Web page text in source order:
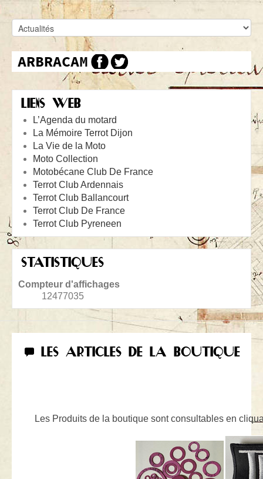
LIENS WEB
L’Agenda du motard
La Mémoire Terrot Dijon
La Vie de la Moto
Moto Collection
Motobécane Club De France
Terrot Club Ardennais
Terrot Club Ballancourt
Terrot Club De France
Terrot Club Pyreneen
STATISTIQUES
Compteur d'affichages
12477035
LES ARTICLES DE LA BOUTIQUE
Les Produits de la boutique sont consultables en